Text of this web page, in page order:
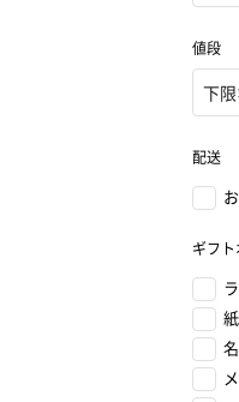
値段
配送
ギフ